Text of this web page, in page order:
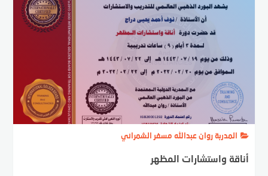
المدربة روان عبدالله مسفر الشمراني
أناقة واستشارات المظهر